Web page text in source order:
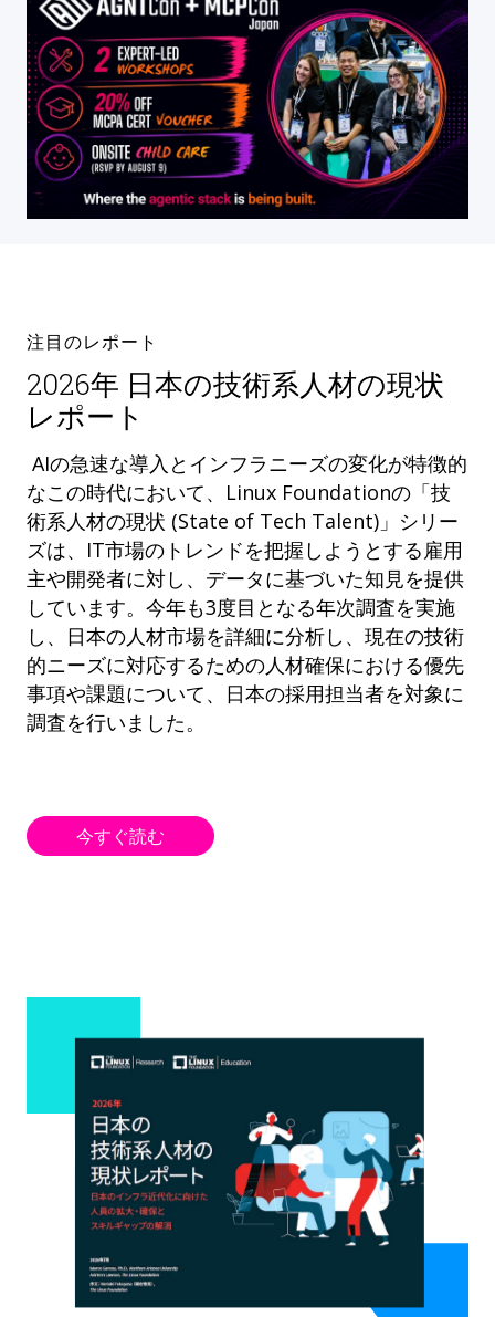
注目のレポート
2026年 日本の技術系人材の現状
レポート
AIの急速な導入とインフラニーズの変化が特徴的
なこの時代において、Linux Foundationの「技
術系人材の現状 (State of Tech Talent)」シリー
ズは、IT市場のトレンドを把握しようとする雇用
主や開発者に対し、データに基づいた知見を提供
しています。今年も3度目となる年次調査を実施
し、日本の人材市場を詳細に分析し、現在の技術
的ニーズに対応するための人材確保における優先
事項や課題について、日本の採用担当者を対象に
調査を行いました。
今すぐ読む